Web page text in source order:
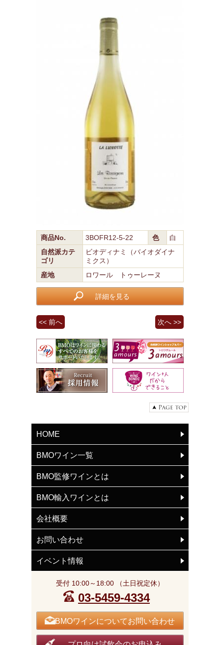
商品No. 3BOFR12-5-22 色
白
自然派カテ
ゴリ
ビオディナミ（バイオダイナ
ミクス）
産地
ロワール トゥーレーヌ
詳細を見る
<< 前へ 次へ >>
HOME
BMOワイン一覧
BMO監修ワインとは
BMO輸入ワインとは
会社概要
お問い合わせ
イベント情報
受付 10:00～18:00 （土日祝定休）
03-5459-4334
BMOワインについてお問い合わせ